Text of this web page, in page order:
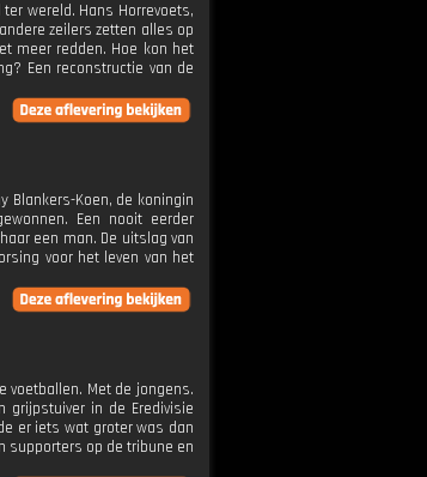
wereld. Hans Horrevoets,
zeilers zetten alles op
meer redden. Hoe kon het
Een reconstructie van de
Blankers-Koen, de koningin
Een nooit eerder
een man. De uitslag van
voor het leven van het
voetballen. Met de jongens.
grijpstuiver in de Eredivisie
er iets wat groter was dan
supporters op de tribune en